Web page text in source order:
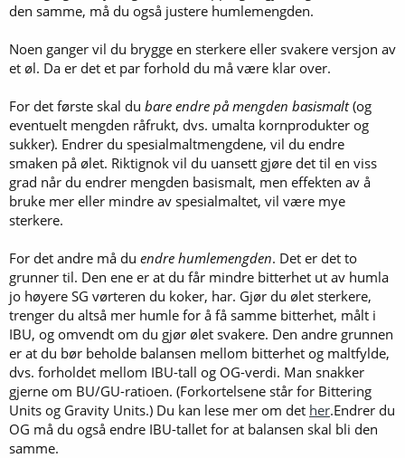
den samme, må du også justere humlemengden.
Noen ganger vil du brygge en sterkere eller svakere versjon av
et øl. Da er det et par forhold du må være klar over.
For det første skal du bare endre på mengden basismalt(og
eventuelt mengden råfrukt, dvs. umalta kornprodukter og
sukker). Endrer du spesialmaltmengdene, vil du endre
smaken på ølet. Riktignok vil du uansett gjøre det til en viss
grad når du endrer mengden basismalt, men effekten av å
bruke mer eller mindre av spesialmaltet, vil være mye
sterkere.
For det andre må du endre humlemengden. Det er det to
grunner til. Den ene er at du får mindre bitterhet ut av humla
jo høyere SG vørteren du koker, har. Gjør du ølet sterkere,
trenger du altså mer humle for å få samme bitterhet, målt i
IBU, og omvendt om du gjør ølet svakere. Den andre grunnen
er at du bør beholde balansen mellom bitterhet og maltfylde,
dvs. forholdet mellom IBU-tall og OG-verdi. Man snakker
gjerne om BU/GU-ratioen. (Forkortelsene står for Bittering
Units og Gravity Units.) Du kan lese mer om det her.Endrer du
OG må du også endre IBU-tallet for at balansen skal bli den
samme.